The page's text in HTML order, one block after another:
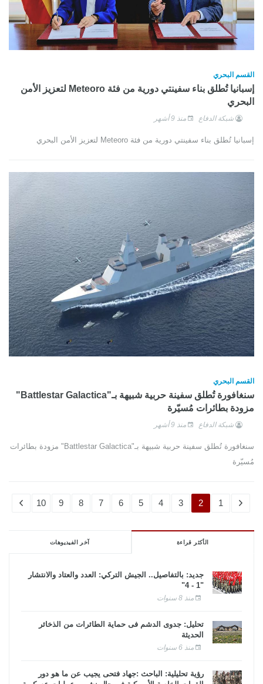
القسم البحري
إسبانيا تُطلق بناء سفينتي دورية من فئة Meteoro لتعزيز الأمن
البحري
شبكة الدفاع منذ 9 أشهر
إسبانيا تُطلق بناء سفينتي دورية من فئة Meteoro لتعزيز الأمن البحري
القسم البحري
سنغافورة تُطلق سفينة حربية شبيهة بـ"Battlestar Galactica"
مزودة بطائرات مُسيّرة
شبكة الدفاع منذ 9 أشهر
سنغافورة تُطلق سفينة حربية شبيهة بـ"Battlestar Galactica" مزودة بطائرات
مُسيّرة
1
2
3
4
5
6
7
8
9
10
الأكثر قراءة آخر الفيديوهات
جديد: بالتفاصيل.. الجيش التركي: العدد والعتاد والانتشار
"1 - 4"
منذ 8 سنوات
تحليل: جدوى الدشم فى حماية الطائرات من الذخائر
الحديثة
منذ 6 سنوات
رؤية تحليلية: الباحث :جهاد فتحى يجيب عن ما هو دور